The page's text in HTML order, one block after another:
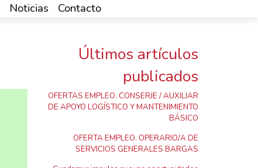
Noticias Contacto
Últimos artículos
publicados
OFERTAS EMPLEO. CONSERJE / AUXILIAR
DE APOYO LOGÍSTICO Y MANTENIMIENTO
BÁSICO
OFERTA EMPLEO. OPERARIO/A DE
SERVICIOS GENERALES BARGAS